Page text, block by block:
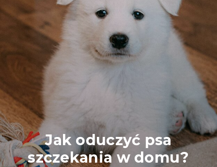
Jak oduczyć psa
szczekania w domu?